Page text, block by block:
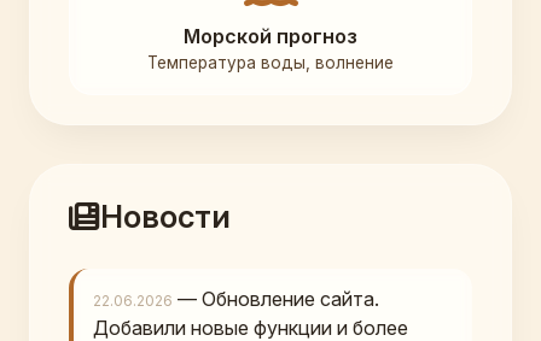
Морской прогноз
Температура воды, волнение
Новости
22.06.2026 — Обновление сайта.
Добавили новые функции и более